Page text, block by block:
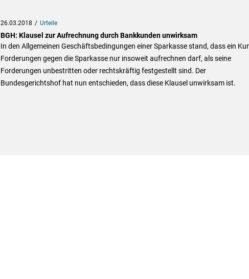
26.03.2018 Urteile
BGH: Klausel zur Aufrechnung durch Bankkunden unwirksam
In den Allgemeinen Geschäftsbedingungen einer Sparkasse stand, dass ein
Forderungen gegen die Sparkasse nur insoweit aufrechnen darf, als seine
Forderungen unbestritten oder rechtskräftig festgestellt sind. Der
Bundesgerichtshof hat nun entschieden, dass diese Klausel unwirksam ist.